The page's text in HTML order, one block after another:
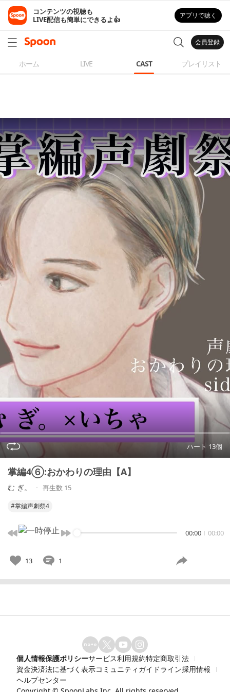
コンテンツの視聴も
LIVE配信も簡単にできるよ👍
アプリで聴く
会員登録
ホーム LIVE CAST プレイリスト
ハート 13個
掌編4⑥:おかわりの理由【A】
む ぎ。 再生数 15
#掌編声劇祭4
00:00 00:00
13 1
個人情報保護ポリシーサービス利用規約特定商取引法
資金決済法に基づく表示コミュニティガイドライン採用情報
ヘルプセンター